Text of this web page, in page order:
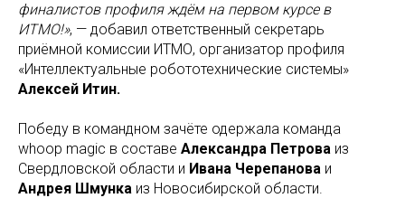
финалистов профиля ждём на первом курсе в
ИТМО!», — добавил ответственный секретарь
приёмной комиссии ИТМО, организатор профиля
«Интеллектуальные робототехнические системы»
Алексей Итин.
Победу в командном зачёте одержала команда
whoop magic в составе Александра Петрова из
Свердловской области и Ивана Черепанова и
Андрея Шмунка из Новосибирской области.